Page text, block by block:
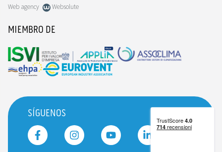
Web agency
Websolute
MIEMBRO DE
SÍGUENOS